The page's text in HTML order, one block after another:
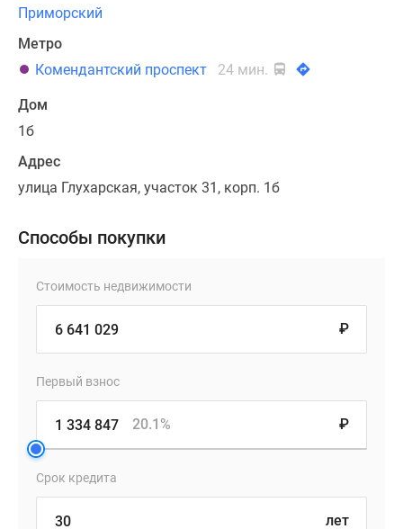
Приморский
Метро
Комендантский проспект
24 мин.
Дом
1б
Адрес
улица Глухарская, участок 31, корп. 1б
Способы покупки
Стоимость недвижимости
₽
Первый взнос
₽
20.1%
Срок кредита
лет